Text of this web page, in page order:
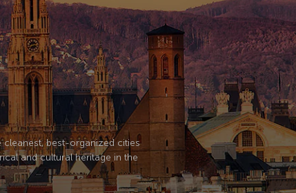
best-organized cities
and cultural heritage in the